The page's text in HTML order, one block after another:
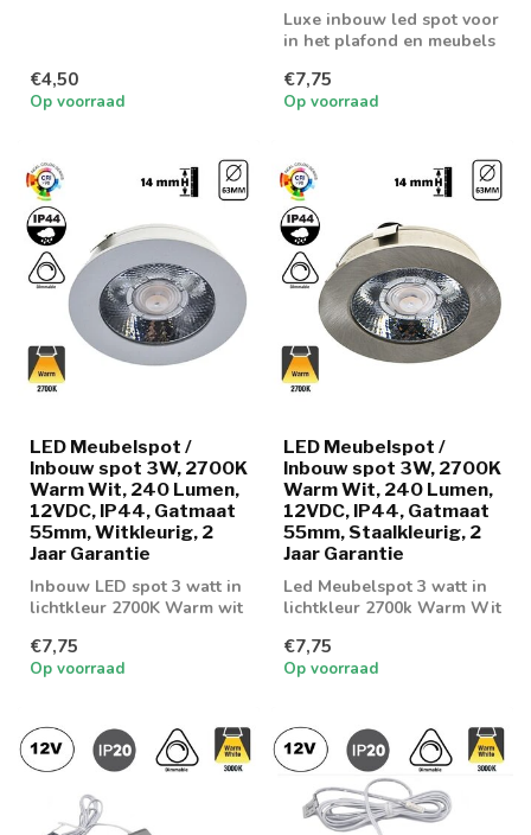
€4,50
Op voorraad
Luxe inbouw led spot voor
in het plafond en meubels
€7,75
Op voorraad
LED Meubelspot /
Inbouw spot 3W, 2700K
Warm Wit, 240 Lumen,
12VDC, IP44, Gatmaat
55mm, Witkleurig, 2
Jaar Garantie
Inbouw LED spot 3 watt in
lichtkleur 2700K Warm wit
€7,75
Op voorraad
LED Meubelspot /
Inbouw spot 3W, 2700K
Warm Wit, 240 Lumen,
12VDC, IP44, Gatmaat
55mm, Staalkleurig, 2
Jaar Garantie
Led Meubelspot 3 watt in
lichtkleur 2700k Warm Wit
€7,75
Op voorraad